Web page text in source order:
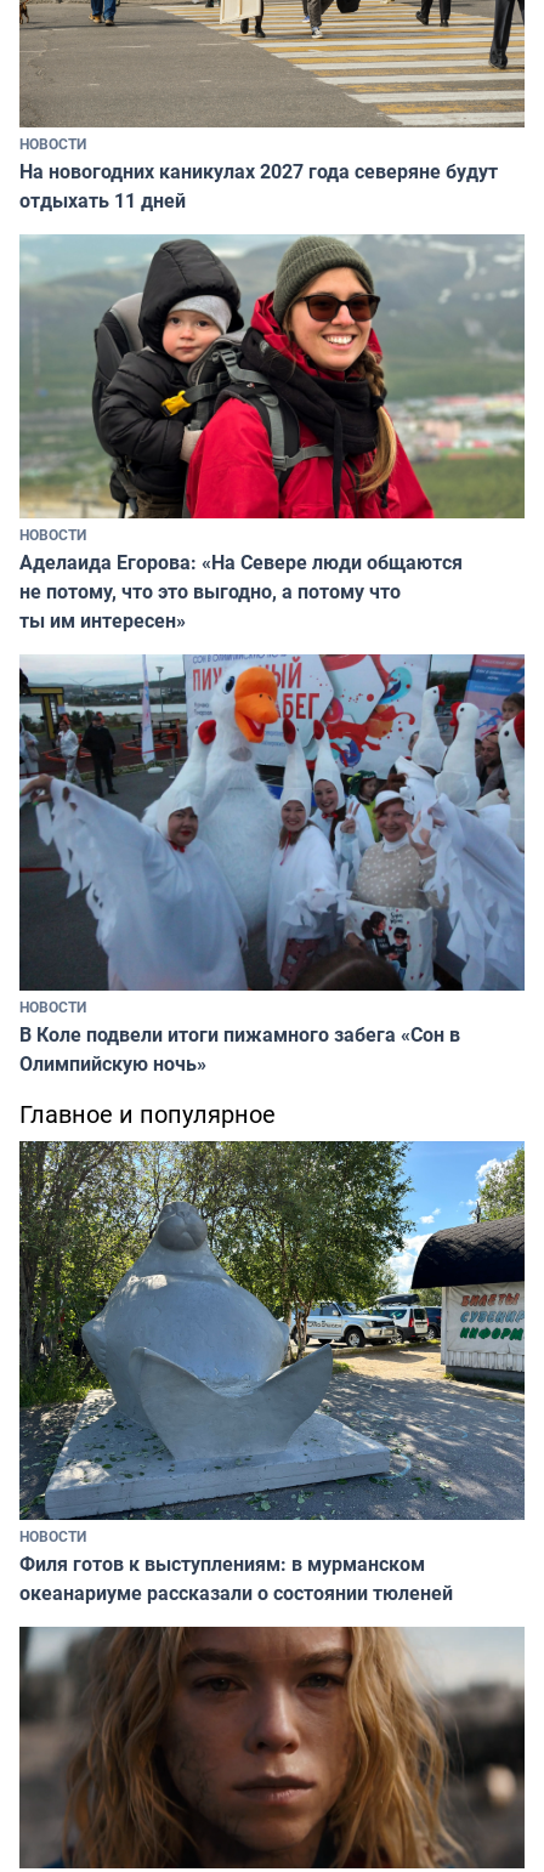
НОВОСТИ
На новогодних каникулах 2027 года северяне будут
отдыхать 11 дней
НОВОСТИ
Аделаида Егорова: «На Севере люди общаются
не потому, что это выгодно, а потому что
ты им интересен»
НОВОСТИ
В Коле подвели итоги пижамного забега «Сон в
Олимпийскую ночь»
Главное и популярное
НОВОСТИ
Филя готов к выступлениям: в мурманском
океанариуме рассказали о состоянии тюленей